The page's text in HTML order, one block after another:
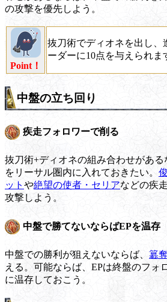
の攻撃を優先しよう。
Point！
抜刀術でディオネを出し、
ーダーに10点を与えられま
中盤の立ち回り
疾走フォロワーで削る
抜刀術+ディオネの組み合わせがあ
をリーサル圏内に入れておきたい。
ット や絶望の使者・セリアなどの疾
攻撃しよう。
中盤で勝てないならばEPを温存
中盤での勝利が狙えないならば、 簒
える。可能ならば、EPは終盤のフォ
に温存しておこう。